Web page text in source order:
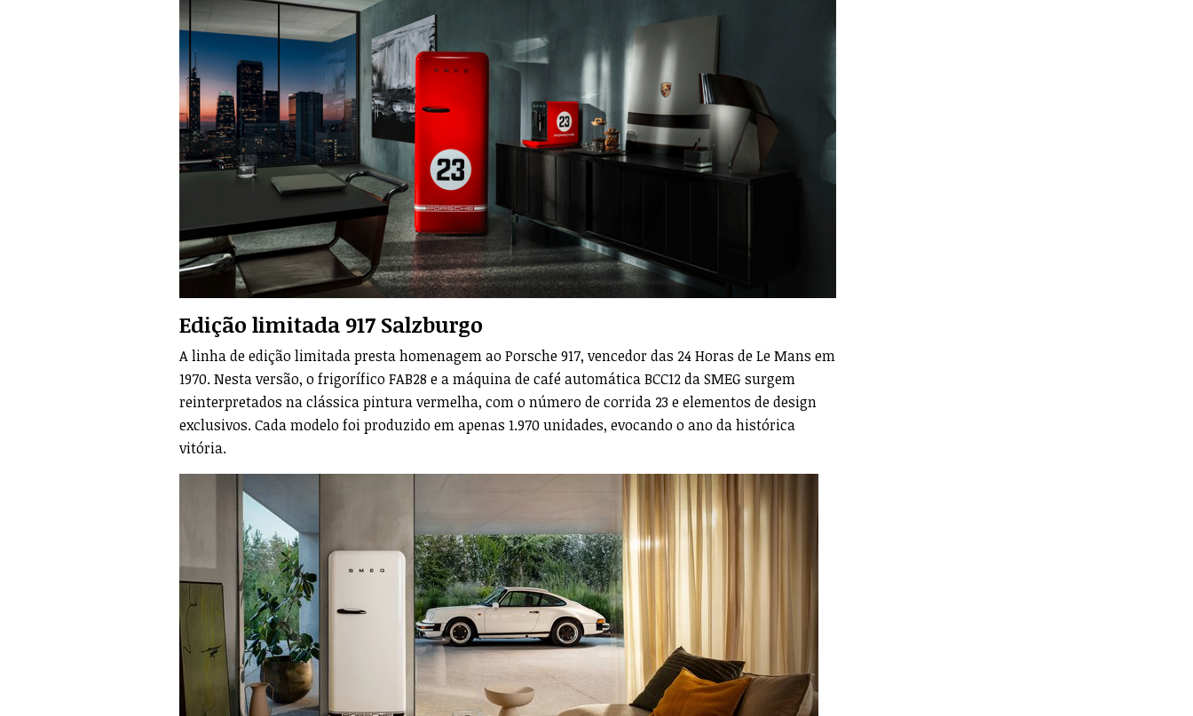
Edição limitada 917 Salzburgo
A linha de edição limitada presta homenagem ao Porsche 917, vencedor das 24 Horas de Le Mans em
1970. Nesta versão, o frigorífico FAB28 e a máquina de café automática BCC12 da SMEG surgem
reinterpretados na clássica pintura vermelha, com o número de corrida 23 e elementos de design
exclusivos. Cada modelo foi produzido em apenas 1.970 unidades, evocando o ano da histórica
vitória.